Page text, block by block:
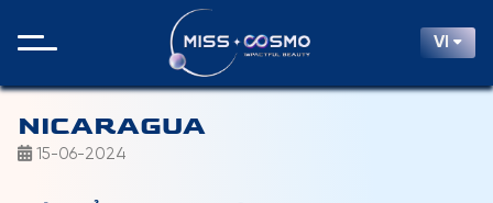
VI
NICARAGUA
15-06-2024